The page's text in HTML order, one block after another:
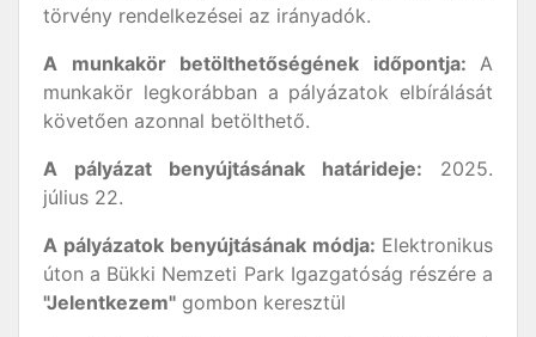
törvény rendelkezései az irányadók.
A munkakör betölthetőségének időpontja: A
munkakör legkorábban a pályázatok elbírálását
követően azonnal betölthető.
A pályázat benyújtásának határideje: 2025.
július 22.
A pályázatok benyújtásának módja: Elektronikus
úton a Bükki Nemzeti Park Igazgatóság részére a
"Jelentkezem" gombon keresztül